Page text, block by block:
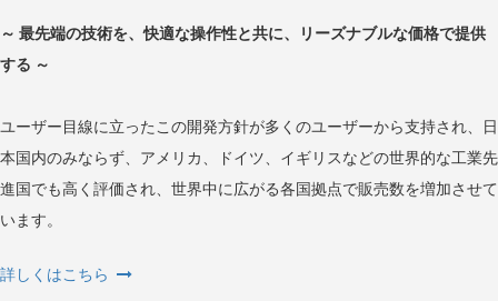
～ 最先端の技術を、快適な操作性と共に、リーズナブルな価格で提供
する ～
ユーザー目線に立ったこの開発方針が多くのユーザーから支持され、日
本国内のみならず、アメリカ、ドイツ、イギリスなどの世界的な工業先
進国でも高く評価され、世界中に広がる各国拠点で販売数を増加させて
います。
詳しくはこちら